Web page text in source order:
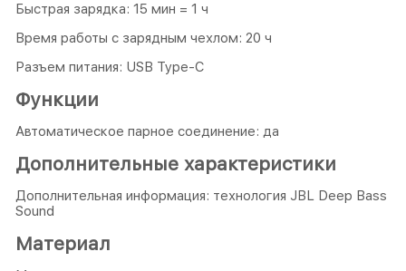
Быстрая зарядка: 15 мин = 1 ч
Время работы с зарядным чехлом: 20 ч
Разъем питания: USB Type-C
Функции
Автоматическое парное соединение: да
Дополнительные характеристики
Дополнительная информация: технология JBL Deep Bass
Sound
Материал